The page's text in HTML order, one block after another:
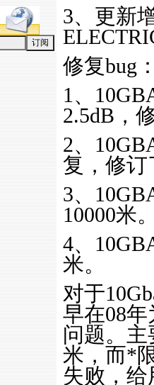
3、更新
修复bug
1、
2.5dB，
2、
复，修
3、
10000米
4、
米。
对于
早在08
问题。主
米，而*
失败，